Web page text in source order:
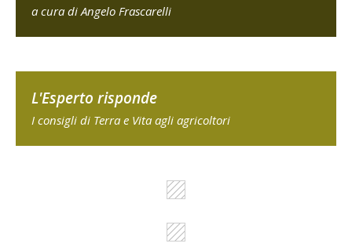
a cura di Angelo Frascarelli
L'Esperto risponde
I consigli di Terra e Vita agli agricoltori